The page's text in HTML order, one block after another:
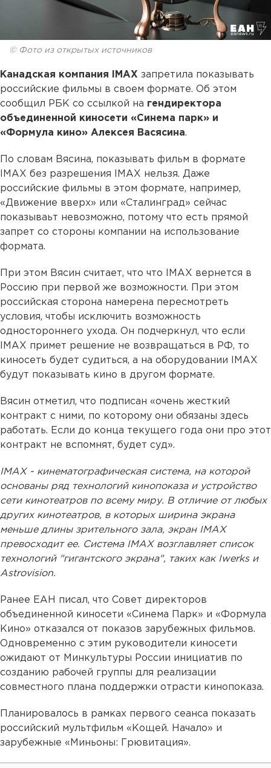
© Фото из открытых источников
Канадская компания IMAX запретила показывать
российские фильмы в своем формате. Об этом
сообщил РБК со ссылкой на гендиректора
объединенной киносети «Синема парк» и
«Формула кино» Алексея Васясина.
По словам Вясина, показывать фильм в формате
IMAX без разрешения IMAX нельзя. Даже
российские фильмы в этом формате, например,
«Движение вверх» или «Сталинград» сейчас
показываьт невозможно, потому что есть прямой
запрет со стороны компании на использование
формата.
При этом Вясин считает, что что IMAX вернется в
Россию при первой же возможности. При этом
российская сторона намерена пересмотреть
условия, чтобы исключить возможность
одностороннего ухода. Он подчеркнул, что если
IMAX примет решение не возвращаться в РФ, то
киносеть будет судиться, а на оборудовании IMAX
будут показывать кино в другом формате.
Вясин отметил, что подписан «очень жесткий
контракт с ними, по которому они обязаны здесь
работать. Если до конца текущего года они про этот
контракт не вспомнят, будет суд».
IMAX - кинематографическая система, на которой
основаны ряд технологий кинопоказа и устройство
сети кинотеатров по всему миру. В отличие от любых
других кинотеатров, в которых ширина экрана
меньше длины зрительного зала, экран IMAX
превосходит ее. Система IMAX возглавляет список
технологий "гигантского экрана", таких как Iwerks и
Astrovision.
Ранее ЕАН писал, что Совет директоров
объединенной киносети «Синема Парк» и «Формула
Кино» отказался от показов зарубежных фильмов.
Одновременно с этим руководители киносети
ожидают от Минкультуры России инициатив по
созданию рабочей группы для реализации
совместного плана поддержки отрасти кинопоказа.
Планировалось в рамках первого сеанса показать
российский мультфильм «Кощей. Начало» и
зарубежные «Миньоны: Грювитация».